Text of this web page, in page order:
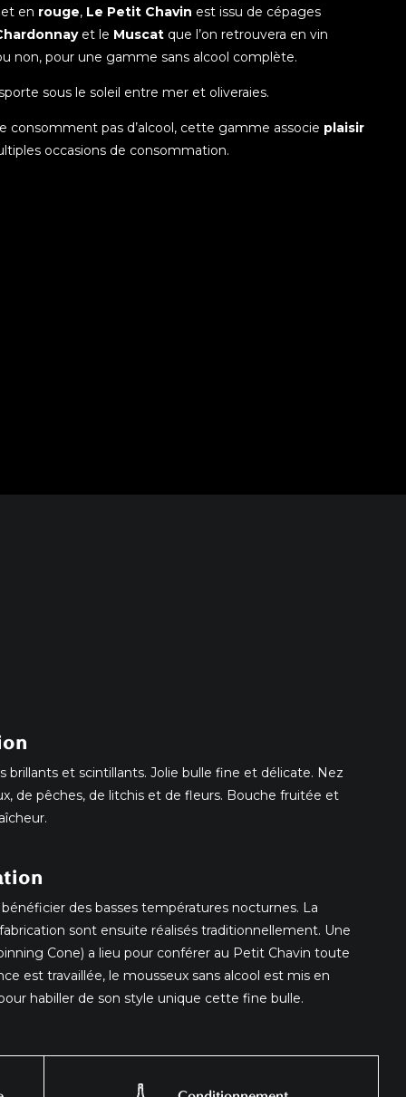
en rouge,Le Petit Chavin est issu de cépages
et le Muscatque l’on retrouvera en vin
non, pour une gamme sans alcool complète.
sous le soleil entre mer et oliveraies.
consomment pas d’alcool, cette gamme associe plaisir
occasions de consommation.
brillants et scintillants. Jolie bulle fine et délicate. Nez
de pêches, de litchis et de fleurs. Bouche fruitée et
des basses températures nocturnes. La
sont ensuite réalisés traditionnellement. Une
Cone) a lieu pour conférer au Petit Chavin toute
est travaillée, le mousseux sans alcool est mis en
habiller de son style unique cette fine bulle.